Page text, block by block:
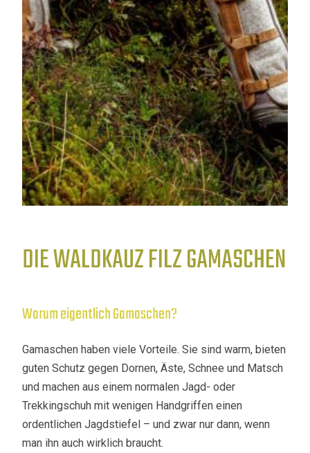
DIE WALDKAUZ FILZ GAMASCHEN
Warum eigentlich Gamaschen?
Gamaschen haben viele Vorteile. Sie sind warm, bieten
guten Schutz gegen Dornen, Äste, Schnee und Matsch
und machen aus einem normalen Jagd- oder
Trekkingschuh mit wenigen Handgriffen einen
ordentlichen Jagdstiefel – und zwar nur dann, wenn
man ihn auch wirklich braucht.